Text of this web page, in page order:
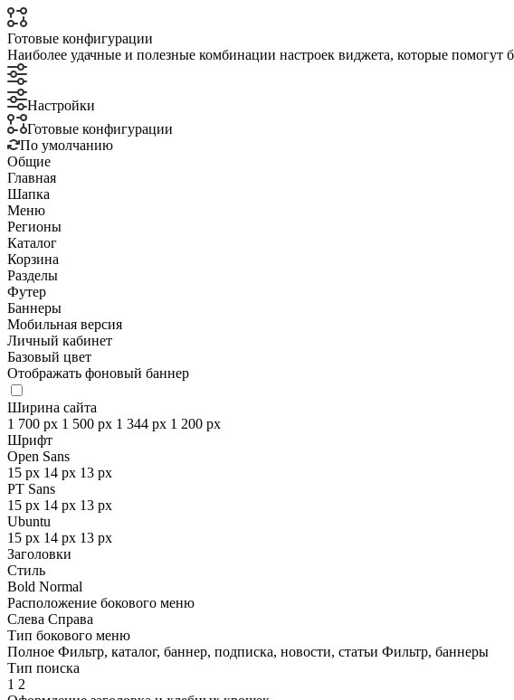
Готовые конфигурации
Наиболее удачные и полезные комбинации настроек виджета, которые помогут
Настройки
Готовые конфигурации
По умолчанию
Общие
Главная
Шапка
Меню
Регионы
Каталог
Корзина
Разделы
Футер
Баннеры
Мобильная версия
Личный кабинет
Базовый цвет
Отображать фоновый баннер
Ширина сайта
1 700 px 1 500 px 1 344 px 1 200 px
Шрифт
Open Sans
15 px 14 px 13 px
PT Sans
15 px 14 px 13 px
Ubuntu
15 px 14 px 13 px
Заголовки
Стиль
Bold Normal
Расположение бокового меню
Слева Справа
Тип бокового меню
Полное Фильтр, каталог, баннер, подписка, новости, статьи Фильтр, баннеры
Тип поиска
1 2